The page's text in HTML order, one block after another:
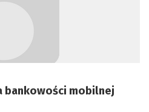
bankowości mobilnej